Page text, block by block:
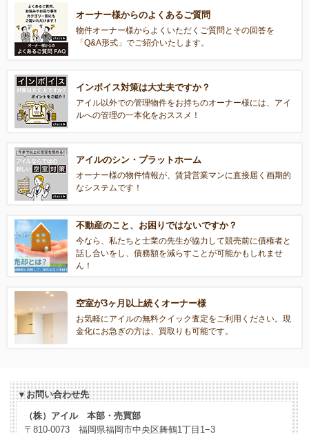
オーナー様からのよくあるご質問
物件オーナー様からよくいただくご質問とその回答を
「Q&A形式」でご紹介いたします。
インボイス対策は大丈夫ですか？
アイル以外での管理物件をお持ちのオーナー様には、アイ
ルへの管理の一本化をおススメ！
アイルのシン・プラットホーム
オーナー様の物件情報が、賃貸営業マンに直接届く画期的
なシステムです！
不動産のこと、お困りではないですか？
今なら、私たちと士業の先生が協力して競売前に債権者と
話し合いをし、債務額を減らすことが可能かもしれませ
ん！
空室が3ヶ月以上続くオーナー様
お気軽にアイルの無料クイック査定をご利用ください。現
金化にお急ぎの方は、買取りも可能です。
▼お問い合わせ先
（株）アイル 本部・売買部
〒810-0073 福岡県福岡市中央区舞鶴1丁目1−3